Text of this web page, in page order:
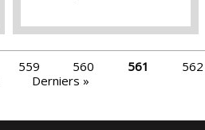
559 560 561 562
Derniers »